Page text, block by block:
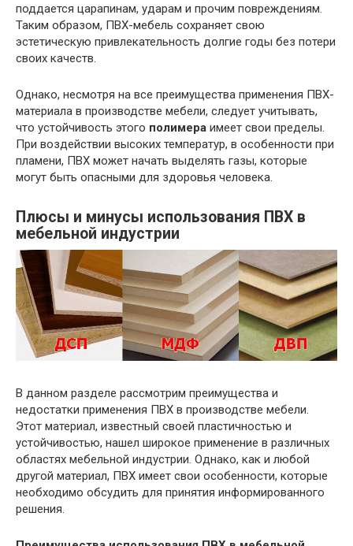
поддается царапинам, ударам и прочим повреждениям.
Таким образом, ПВХ-мебель сохраняет свою
эстетическую привлекательность долгие годы без потери
своих качеств.
Однако, несмотря на все преимущества применения ПВХ-
материала в производстве мебели, следует учитывать,
что устойчивость этого полимера имеет свои пределы.
При воздействии высоких температур, в особенности при
пламени, ПВХ может начать выделять газы, которые
могут быть опасными для здоровья человека.
Плюсы и минусы использования ПВХ в
мебельной индустрии
В данном разделе рассмотрим преимущества и
недостатки применения ПВХ в производстве мебели.
Этот материал, известный своей пластичностью и
устойчивостью, нашел широкое применение в различных
областях мебельной индустрии. Однако, как и любой
другой материал, ПВХ имеет свои особенности, которые
необходимо обсудить для принятия информированного
решения.